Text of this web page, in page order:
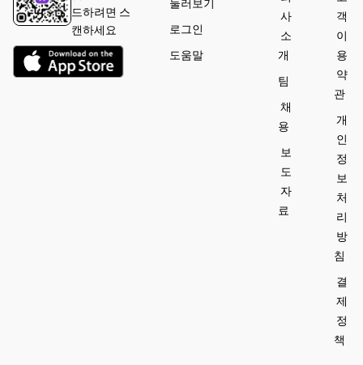
s (salt and
pepper).
드하려면 스
캔하세요
둘러보기
로그인
도움말
사
소
개
팀
채
용
보
도
자
료
객
이
용
약
관
개
인
정
보
처
리
방
침
결
제
정
책